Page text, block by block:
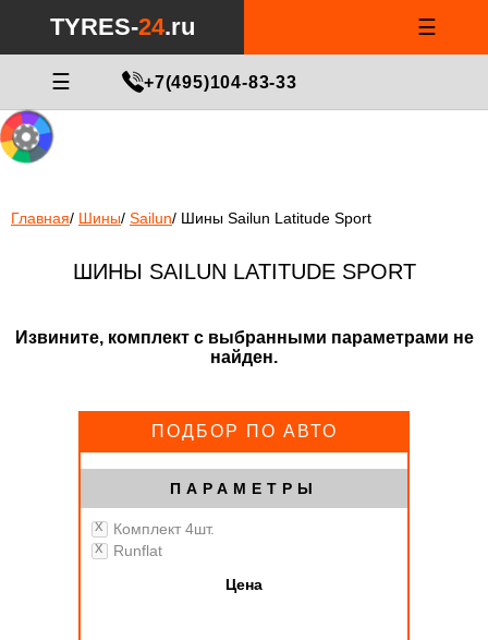
24.ru/html/catalog/controller/product/shinydiski.php
on line
TYRES-24.ru ☰
☰ +7(495)104-83-33
Главная/ Шины/ Sailun/ Шины Sailun Latitude Sport
ШИНЫ SAILUN LATITUDE SPORT
Извините, комплект с выбранными параметрами не
найден.
ПОДБОР ПО АВТО
ПАРАМЕТРЫ
Комплект 4шт.
Runflat
Цена